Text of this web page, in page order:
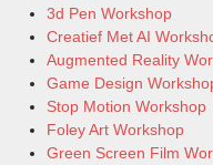
3d Pen Workshop
Creatief Met AI
Augmented Reality
Game Design
Stop Motion Workshop
Foley Art Workshop
Green Screen Film